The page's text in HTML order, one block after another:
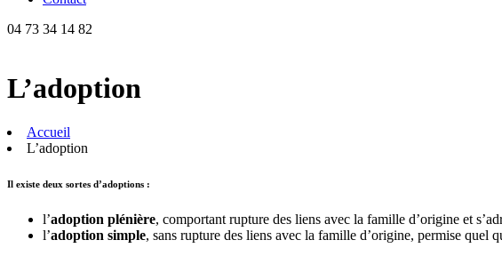
04 73 34 14 82
L’adoption
Accueil
L’adoption
Il existe deux sortes d’adoptions :
l’adoption plénière, comportant rupture des liens avec la famille d’origine et
l’adoption simple, sans rupture des liens avec la famille d’origine, permise quel